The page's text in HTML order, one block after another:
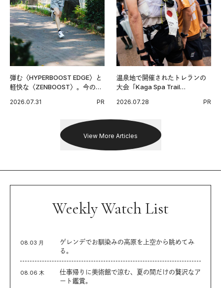
弾む〈HYPERBOOST EDGE〉と
軽快な〈ZENBOOST〉。今の時
出した新機軸。
2026.07.31 PR
温泉地で開催されたトレランの
大会「Kaga Spa Trail
戦を夢見るランナーたちの奮闘
2026.07.28 PR
View More Articles
Weekly Watch List
08.03 月
ゲレンデでお馴染みの高原を上空から眺めてみ
る。
08.06 木
仕事帰りに美術館で涼む、夏の間だけの贅沢なア
ート鑑賞。